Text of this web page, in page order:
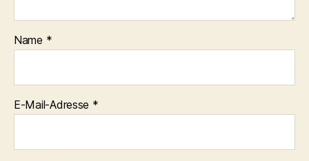
Name *
E-Mail-Adresse *